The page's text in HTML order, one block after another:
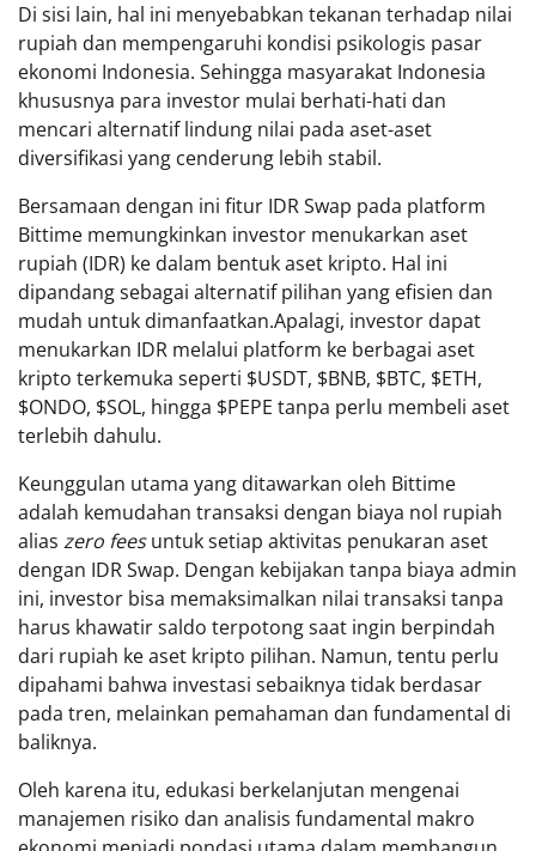
Di sisi lain, hal ini menyebabkan tekanan terhadap nilai
rupiah dan mempengaruhi kondisi psikologis pasar
ekonomi Indonesia. Sehingga masyarakat Indonesia
khususnya para investor mulai berhati-hati dan
mencari alternatif lindung nilai pada aset-aset
diversifikasi yang cenderung lebih stabil.
Bersamaan dengan ini fitur IDR Swap pada platform
Bittime memungkinkan investor menukarkan aset
rupiah (IDR) ke dalam bentuk aset kripto. Hal ini
dipandang sebagai alternatif pilihan yang efisien dan
mudah untuk dimanfaatkan.Apalagi, investor dapat
menukarkan IDR melalui platform ke berbagai aset
kripto terkemuka seperti $USDT, $BNB, $BTC, $ETH,
$ONDO, $SOL, hingga $PEPE tanpa perlu membeli aset
terlebih dahulu.
Keunggulan utama yang ditawarkan oleh Bittime
adalah kemudahan transaksi dengan biaya nol rupiah
alias zero feesuntuk setiap aktivitas penukaran aset
dengan IDR Swap. Dengan kebijakan tanpa biaya admin
ini, investor bisa memaksimalkan nilai transaksi tanpa
harus khawatir saldo terpotong saat ingin berpindah
dari rupiah ke aset kripto pilihan. Namun, tentu perlu
dipahami bahwa investasi sebaiknya tidak berdasar
pada tren, melainkan pemahaman dan fundamental di
baliknya.
Oleh karena itu, edukasi berkelanjutan mengenai
manajemen risiko dan analisis fundamental makro